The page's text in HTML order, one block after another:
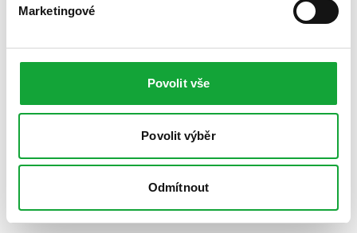
Marketingové
Povolit vše
Povolit výběr
Odmítnout